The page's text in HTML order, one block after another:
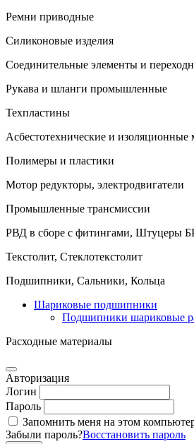
Ремни приводные
Силиконовые изделия
Соединительные элементы и
Рукава и шланги промышленные
Техпластины
Асбестотехнические и изоляционные
Полимеры и пластики
Мотор редукторы, электродвигатели
Промышленные трансмиссии
РВД в сборе с фитингами, Штуцеры
Текстолит, Стеклотекстолит
Подшипники, Сальники, Кольца
Шариковые подшипники
Подшипники шариковые
Расходные материалы
Авторизация
Логин
Пароль
Запомнить меня на этом
Забыли пароль?Восстановить пароль